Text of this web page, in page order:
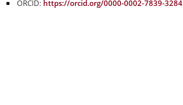
ORCID: https://orcid.org/0000-0002-7839-3284